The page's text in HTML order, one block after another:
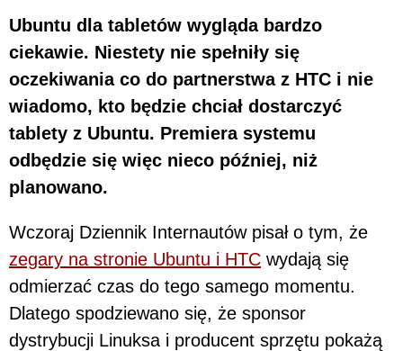
Ubuntu dla tabletów wygląda bardzo
ciekawie. Niestety nie spełniły się
oczekiwania co do partnerstwa z HTC i nie
wiadomo, kto będzie chciał dostarczyć
tablety z Ubuntu. Premiera systemu
odbędzie się więc nieco później, niż
planowano.
Wczoraj Dziennik Internautów pisał o tym, że
zegary na stronie Ubuntu i HTC wydają się
odmierzać czas do tego samego momentu.
Dlatego spodziewano się, że sponsor
dystrybucji Linuksa i producent sprzętu pokażą